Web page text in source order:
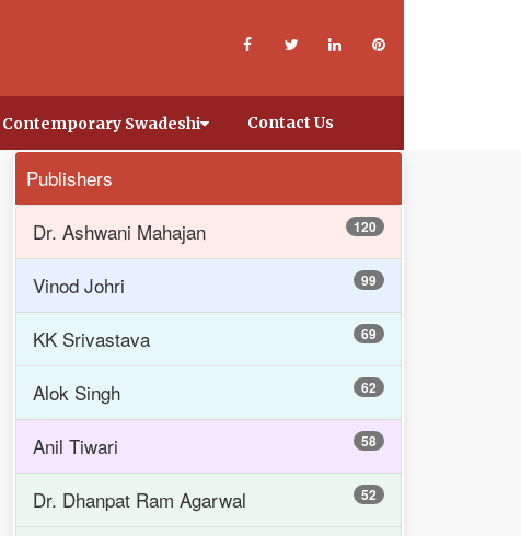
Contemporary Swadeshi Contact Us
Publishers
Dr. Ashwani Mahajan
120
Vinod Johri 99
KK Srivastava 69
Alok Singh 62
Anil Tiwari 58
Dr. Dhanpat Ram Agarwal 52